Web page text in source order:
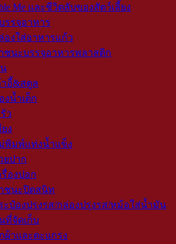
Me และชีวิตลับของสัตว์เลี้ยง
รรจุอาหาร
องใส่อาหารแก้ว
ชนะบรรจุอาหารพลาสติก
าอี้&สตูล
งน้ำเด็ก
ว
ยง
พิมพ์แท่งน้ำแข็ง
ยปาก
รื่องปอก
ชนะปิดสนิท
ะป๋องปรุงรส/กล่องปรุงรส/หม้อใส่น้ำมัน
ที่จัดเก็บ
ผ้าและตะแกรง